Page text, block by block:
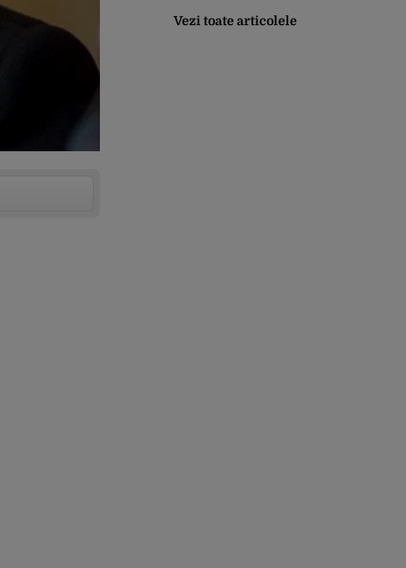
Vezi toate articolele